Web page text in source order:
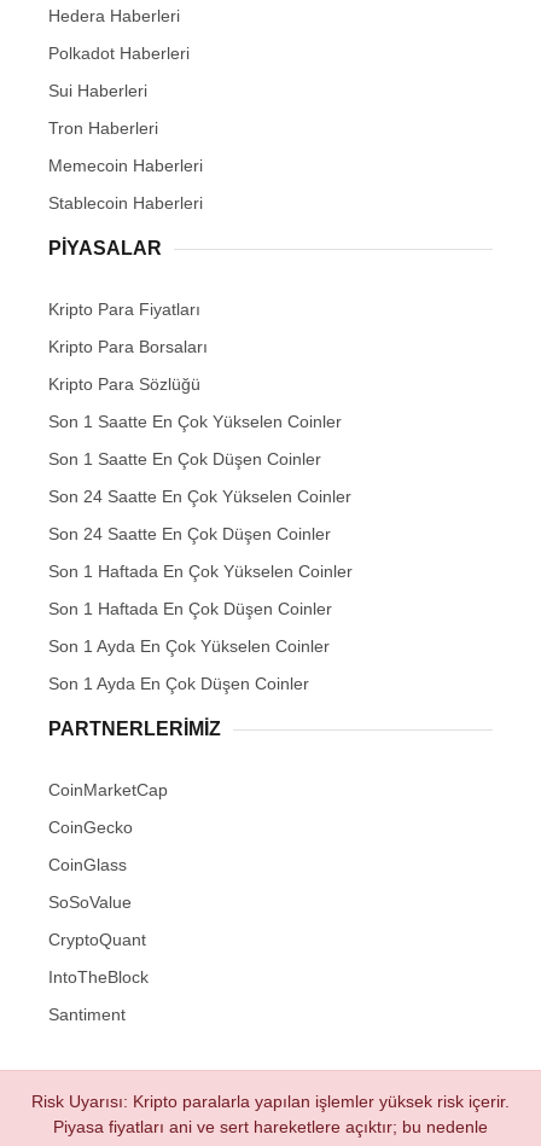
Hedera Haberleri
Polkadot Haberleri
Sui Haberleri
Tron Haberleri
Memecoin Haberleri
Stablecoin Haberleri
PIYASALAR
Kripto Para Fiyatları
Kripto Para Borsaları
Kripto Para Sözlüğü
Son 1 Saatte En Çok Yükselen Coinler
Son 1 Saatte En Çok Düşen Coinler
Son 24 Saatte En Çok Yükselen Coinler
Son 24 Saatte En Çok Düşen Coinler
Son 1 Haftada En Çok Yükselen Coinler
Son 1 Haftada En Çok Düşen Coinler
Son 1 Ayda En Çok Yükselen Coinler
Son 1 Ayda En Çok Düşen Coinler
PARTNERLERIMIZ
CoinMarketCap
CoinGecko
CoinGlass
SoSoValue
CryptoQuant
IntoTheBlock
Santiment
Risk Uyarısı: Kripto paralarla yapılan işlemler yüksek risk içerir.
Piyasa fiyatları ani ve sert hareketlere açıktır; bu nedenle